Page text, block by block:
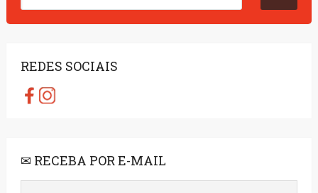
REDES SOCIAIS
✉ RECEBA POR E-MAIL